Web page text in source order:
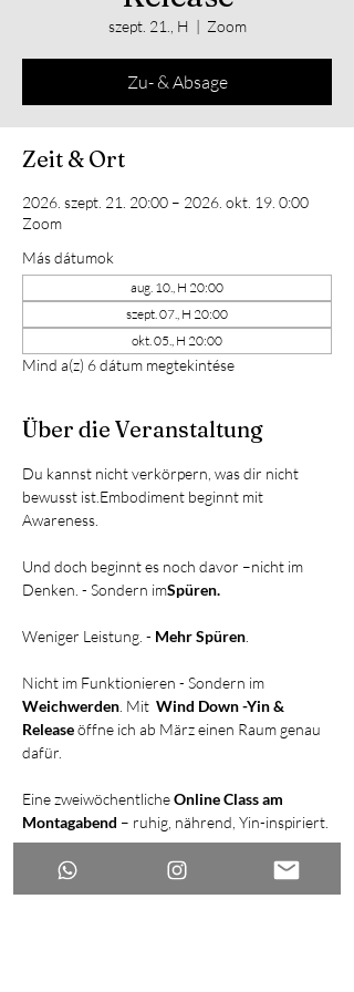
szept. 21., H
  |
Zoom
Zu- & Absage
Zeit & Ort
2026. szept. 21. 20:00 – 2026. okt. 19. 0:00
Zoom
Más dátumok
aug. 10., H 20:00
szept. 07., H 20:00
okt. 05., H 20:00
Mind a(z) 6 dátum megtekintése
Über die Veranstaltung
Du kannst nicht verkörpern, was dir nicht
bewusst ist.Embodiment beginnt mit
Awareness.
Und doch beginnt es noch davor –nicht im
Denken. - Sondern imSpüren.
Weniger Leistung. - Mehr Spüren
Nicht im Funktionieren - Sondern im
Weichwerden . Mit Wind Down -Yin &
Release öffne ich ab März einen Raum genau
dafür.
Eine zweiwöchentliche Online Class am
Montagabend – ruhig, nährend, Yin-inspiriert.
- Fokus auf Fascial Release /Myofascial release